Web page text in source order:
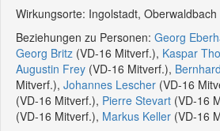
Wirkungsorte: Ingolstadt, Oberwaldbach
Beziehungen zu Personen: Georg
Georg Britz (VD-16 Mitverf.), Kaspar
Augustin Frey (VD-16 Mitverf.),
Mitverf.), Johannes Lescher (VD-16
(VD-16 Mitverf.), Pierre Stevart (VD-16
(VD-16 Mitverf.), Markus Keller (VD-16